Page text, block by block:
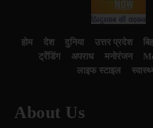
होम देश दुनिया उत्तर प्रदेश
ट्रेंडिंग
अपराध मनोरंजन
लाइफ स्टाइल
About Us